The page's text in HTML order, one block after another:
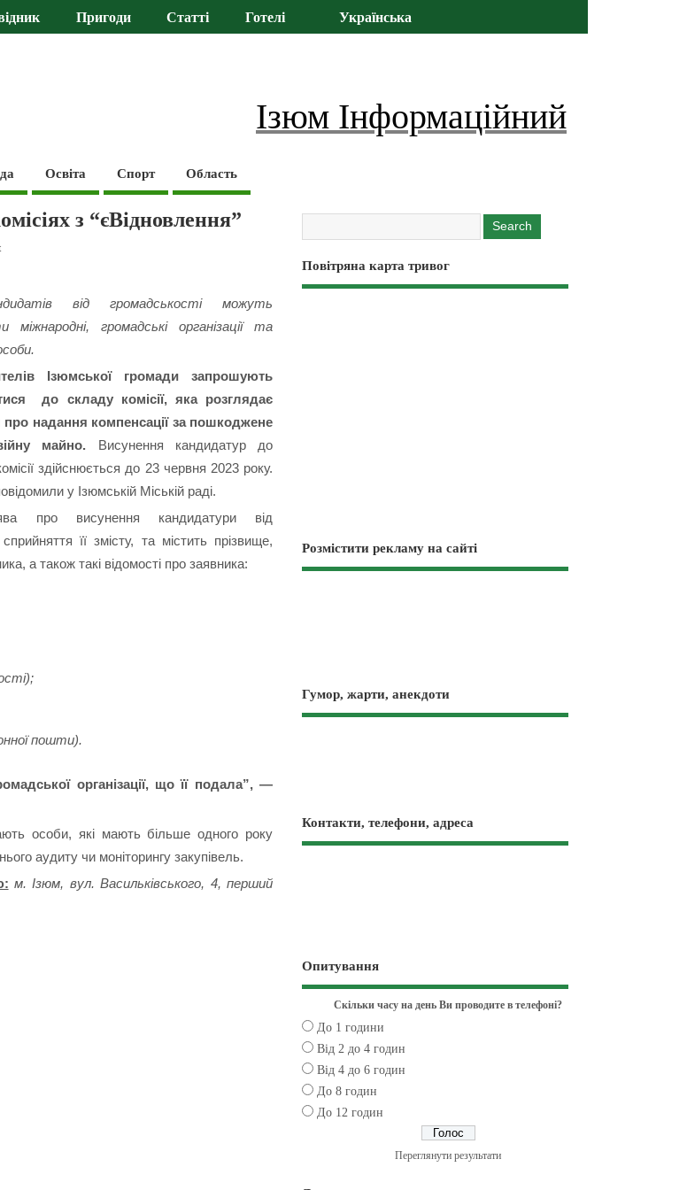
Пригоди Статті Готелі Українська
Ізюм Інформаційний
Освіта Спорт Область
з “єВідновлення”
від громадськості можуть
міжнародні, громадські організації та
Ізюмської громади запрошують
до складу комісії, яка розглядає
про надання компенсації за пошкоджене
майно. Висунення кандидатур до
здійснюється до 23 червня 2023 року.
у Ізюмській Міській раді.
про висунення кандидатури від
її змісту, та містить прізвище,
а також такі відомості про заявника:
пошти).
організації, що її подала”, —
особи, які мають більше одного року
аудиту чи моніторингу закупівель.
м. Ізюм, вул. Васильківського, 4, перший
Повітряна карта тривог
Розмістити рекламу на сайті
Гумор, жарти, анекдоти
Контакти, телефони, адреса
Опитування
Скільки часу на день Ви проводите в телефоні?
До 1 години
Від 2 до 4 годин
Від 4 до 6 годин
До 8 годин
До 12 годин
Переглянути результати